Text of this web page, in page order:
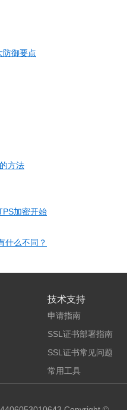
防御要点
方法
加密开始
什么不同？
技术支持
申请指南
SSL证书部署指南
SSL证书常见问题
常用工具